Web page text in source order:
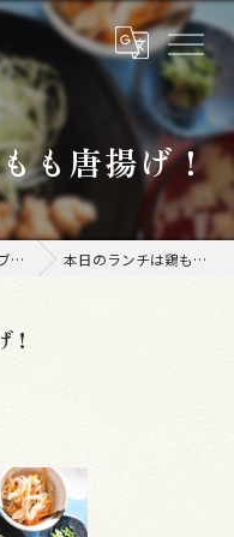
も唐揚げ！
グ 本日のランチは鶏もも唐揚げ！